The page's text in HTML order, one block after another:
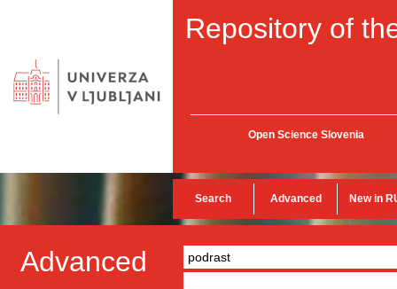
Repository of
Open Science Slovenia
Search Advanced New in
Advanced